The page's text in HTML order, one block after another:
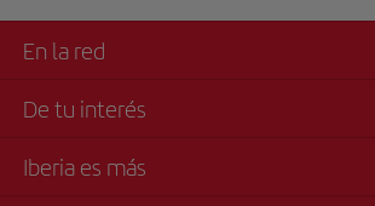
En la red
De tu interés
Iberia es más